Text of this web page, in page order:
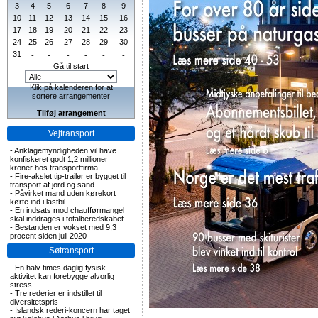
3
4 5 6 7 8
9
10
11 12 13 14 15
16
17
18 19 20 21 22
23
24
25 26 27 28 29
30
31
- - - - -
-
Gå til start
Klik på kalenderen for at
sortere arrangementer
Tilføj arrangement
Vejtransport
-Anklagemyndigheden vil have
konfiskeret godt 1,2 millioner
kroner hos transportfirma
- Fire-akslet tip-trailer er bygget til
transport af jord og sand
- Påvirket mand uden kørekort
kørte ind i lastbil
- En indsats mod chaufførmangel
skal inddrages i totalberedskabet
- Bestanden er vokset med 9,3
procent siden juli 2020
Søtransport
- En halv times daglig fysisk
aktivitet kan forebygge alvorlig
stress
- Tre rederier er indstillet til
diversitetspris
- Islandsk rederi-koncern har taget